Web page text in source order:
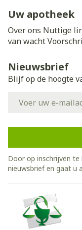
Uw apotheek
Over ons Nuttige
van wacht
Nieuwsbrief
Blijf op de hoogte
Door op inschrijven te
nieuwsbrief en gaat u